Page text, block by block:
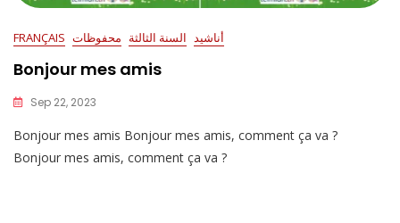
FRANÇAIS أناشيد السنة الثالثة محفوظات
Bonjour mes amis
Sep 22, 2023
Bonjour mes amis Bonjour mes amis, comment ça va ?
Bonjour mes amis, comment ça va ?